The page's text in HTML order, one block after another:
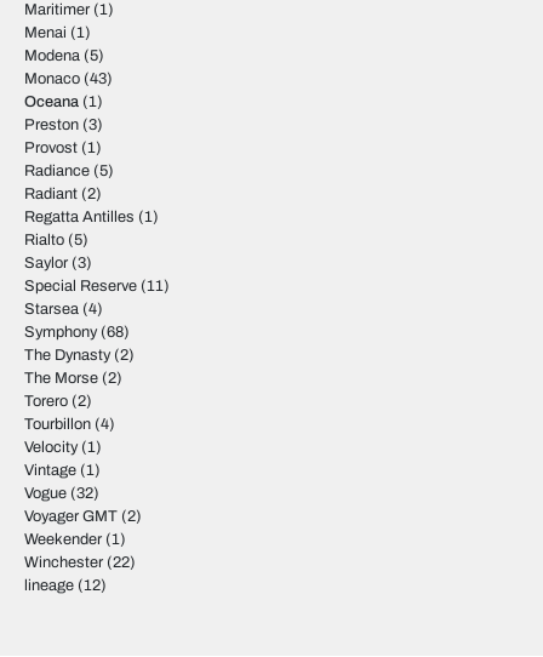
Maritimer (1)
Menai (1)
Modena (5)
Monaco (43)
Oceana (1)
Preston (3)
Provost (1)
Radiance (5)
Radiant (2)
Regatta Antilles (1)
Rialto (5)
Saylor (3)
Special Reserve (11)
Starsea (4)
Symphony(68)
The Dynasty(2)
The Morse (2)
Torero (2)
Tourbillon (4)
Velocity(1)
Vintage (1)
Vogue (32)
Voyager GMT (2)
Weekender (1)
Winchester (22)
lineage (12)